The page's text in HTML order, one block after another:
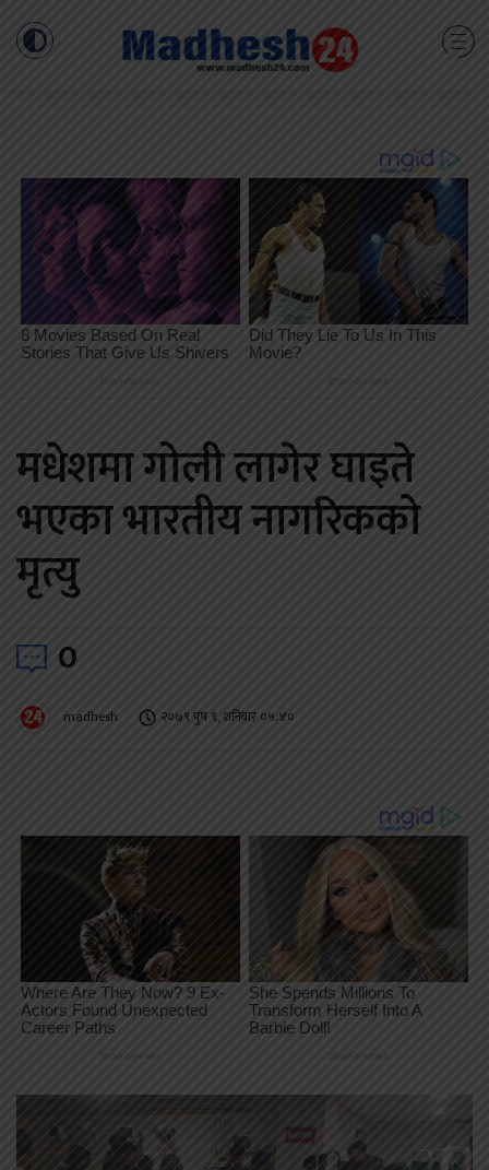
मधेशमा गोली लागेर घाइते
भएका भारतीय नागरिकको
मृत्यु
0
madhesh २०७९ पुष ९, शनिबार ०५:४०